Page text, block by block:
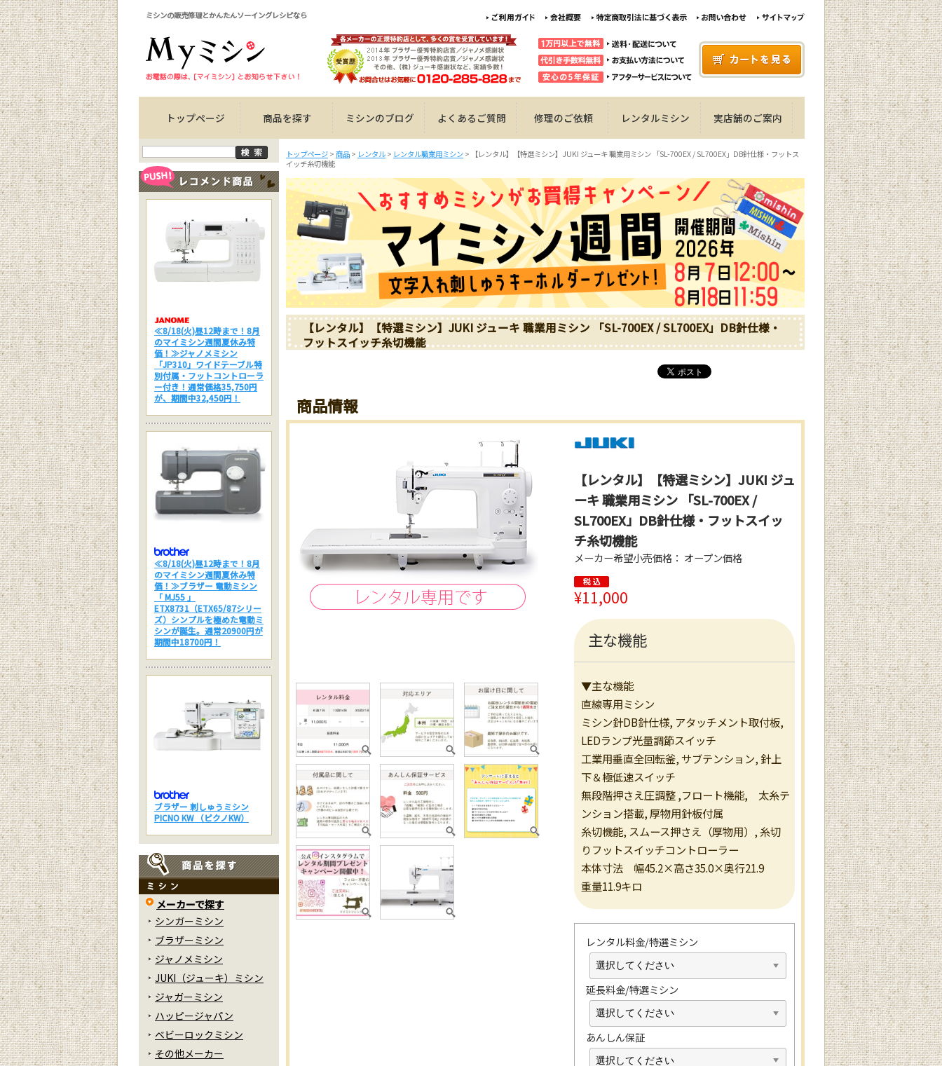
ミシンの販売修理とかんたんソーイングレシピなら
トップページ 商品を探す ミシンのブログ よくあるご質問 修理のご依頼 レンタルミシン 実店舗のご案内
トップページ > 商品 > レンタル> レンタル職業用ミシン >
【レンタル】【特選ミシン】JUKI ジューキ 職業用ミシン 「SL-700EX / SL700EX」DB針仕様・フットス
イッチ糸切機能
【レンタル】【特選ミシン】JUKI ジューキ 職業用ミシン 「SL-700EX / SL700EX」DB針仕様・
フットスイッチ糸切機能
商品情報
【レンタル】【特選ミシン】JUKI ジュ
ーキ 職業用ミシン 「SL-700EX /
SL700EX」DB針仕様・フットスイッ
チ糸切機能
メーカー希望小売価格： オープン価格
¥11,000
主な機能
▼主な機能
直線専用ミシン
ミシン針DB針仕様, アタッチメント取付板,
LEDランプ光量調節スイッチ
工業用垂直全回転釜, サブテンション, 針上
下＆極低速スイッチ
無段階押さえ圧調整 ,フロート機能, 太糸テ
ンション搭載, 厚物用針板付属
糸切機能, スムース押さえ（厚物用）, 糸切
りフットスイッチコントローラー
本体寸法 幅45.2×高さ35.0×奥行21.9
重量11.9キロ
レンタル料金/特選ミシン
延長料金/特選ミシン
あんしん保証
≪8/18(火)昼12時まで！8月
のマイミシン週間夏休み特
価！≫ジャノメミシン
「JP310」ワイドテーブル特
別付属・フットコントローラ
ー付き！通常価格35,750円
が、期間中32,450円！
≪8/18(火)昼12時まで！8月
のマイミシン週間夏休み特
価！≫ブラザー 電動ミシン
「 MJ55 」
ETX8731（ETX65/87シリー
ズ）シンプルを極めた電動ミ
シンが誕生。通常20900円が
期間中18700円！
ブラザー 刺しゅうミシン
PICNO KW （ピクノKW）
メーカーで探す
シンガーミシン
ブラザーミシン
ジャノメミシン
JUKI（ジューキ）ミシン
ジャガーミシン
ハッピージャパン
ベビーロックミシン
その他メーカー